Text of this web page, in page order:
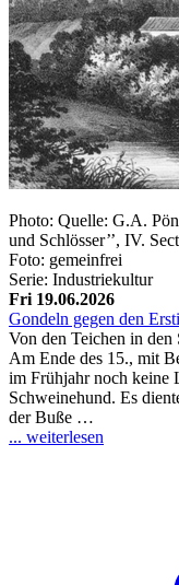
Photo: Quelle: G.A.
und Schlösser’’, IV.
Foto: gemeinfrei
Serie: Industriekultur
Fri 19.06.2026
Gondeln gegen den
Von den Teichen in den
Am Ende des 15., mit
im Frühjahr noch keine
Schweinehund. Es
der Buße …
... weiterlesen